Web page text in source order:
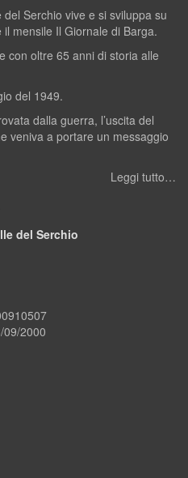
Serchio vive e si sviluppa su
mensile Il Giornale di Barga.
con oltre 65 anni di storia alle
del 1949.
dalla guerra, l’uscita del
veniva a portare un messaggio
Leggi tutto…
del Serchio
09/2000